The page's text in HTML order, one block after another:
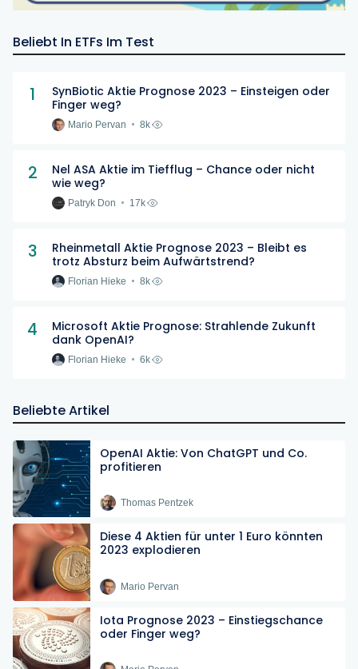
Beliebt In ETFs Im Test
1
SynBiotic Aktie Prognose 2023 – Einsteigen oder
Finger weg?
Mario Pervan 8k
2
Nel ASA Aktie im Tiefflug – Chance oder nicht
wie weg?
Patryk Don 17k
3
Rheinmetall Aktie Prognose 2023 – Bleibt es
trotz Absturz beim Aufwärtstrend?
Florian Hieke 8k
4
Microsoft Aktie Prognose: Strahlende Zukunft
dank OpenAI?
Florian Hieke 6k
Beliebte Artikel
OpenAI Aktie: Von ChatGPT und Co.
profitieren
Thomas Pentzek
Diese 4 Aktien für unter 1 Euro könnten
2023 explodieren
Mario Pervan
Iota Prognose 2023 – Einstiegschance
oder Finger weg?